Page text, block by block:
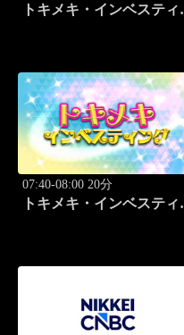
トキメキ・インベスティ
07:40-08:00 20分
トキメキ・インベスティ